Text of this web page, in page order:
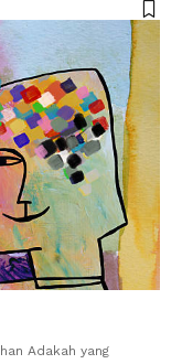
Adakah yang